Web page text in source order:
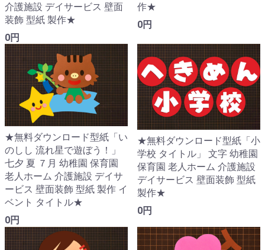
介護施設 デイサービス 壁面
装飾 型紙 製作★
0円
作★
0円
★無料ダウンロード型紙「い
のしし 流れ星で遊ぼう！」
七夕 夏 ７月 幼稚園 保育園
老人ホーム 介護施設 デイサ
ービス 壁面装飾 型紙 製作 イ
ベント タイトル★
0円
★無料ダウンロード型紙「小
学校 タイトル」 文字 幼稚園
保育園 老人ホーム 介護施設
デイサービス 壁面装飾 型紙
製作★
0円